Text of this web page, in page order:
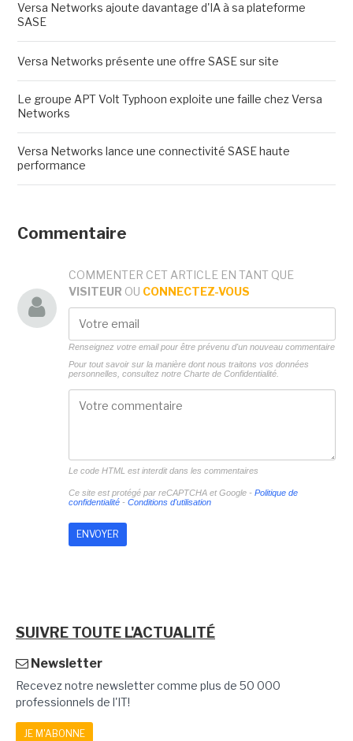
Versa Networks ajoute davantage d'IA à sa plateforme
SASE
Versa Networks présente une offre SASE sur site
Le groupe APT Volt Typhoon exploite une faille chez Versa
Networks
Versa Networks lance une connectivité SASE haute
performance
Commentaire
COMMENTER CET ARTICLE EN TANT QUE
VISITEUR OU CONNECTEZ-VOUS
Renseignez votre email pour être prévenu d'un nouveau commentaire
Pour tout savoir sur la manière dont nous traitons vos données
personnelles, consultez notre Charte de Confidentialité.
Le code HTML est interdit dans les commentaires
Ce site est protégé par reCAPTCHA et Google - Politique de
confidentialité- Conditions d'utilisation
SUIVRE TOUTE L'ACTUALITÉ
Newsletter
Recevez notre newsletter comme plus de 50 000
professionnels de l'IT!
JE M'ABONNE